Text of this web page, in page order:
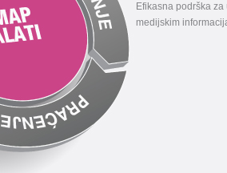
Efikasna podrška
medijskim